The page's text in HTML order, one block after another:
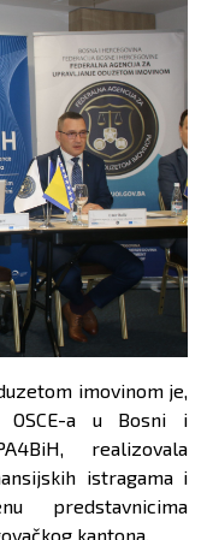
imovinom je,
a u Bosni i
realizovala
istragama i
predstavnicima
kantona.